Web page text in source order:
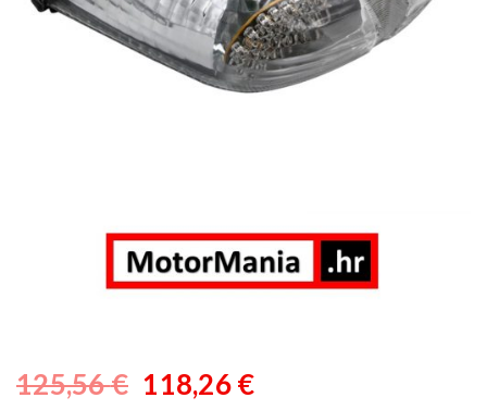
125,56€ 118,26€